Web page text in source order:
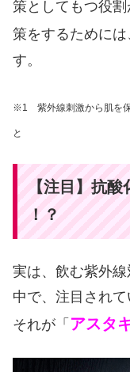
策としてもつ役
策をするためには
す。
※1 紫外線刺激から肌を保
と
【注目】抗
！？
実は、飲む紫外
中で、注目されて
それが「 アスタ